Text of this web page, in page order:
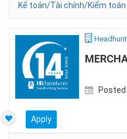
Kế toán/Tài chính/Kiểm toán
Posted
Apply